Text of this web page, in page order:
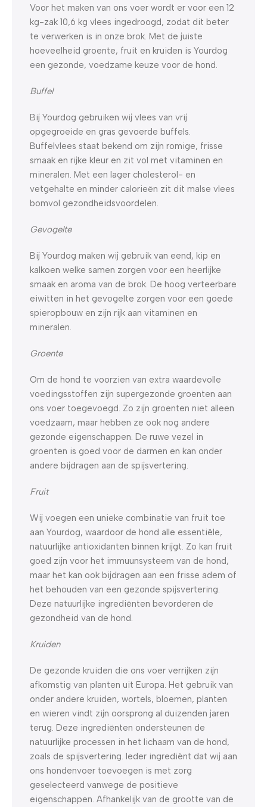
Voor het maken van ons voer wordt er voor een 12
kg-zak 10,6 kg vlees ingedroogd, zodat dit beter
te verwerken is in onze brok. Met de juiste
hoeveelheid groente, fruit en kruiden is Yourdog
een gezonde, voedzame keuze voor de hond.
Buffel
Bij Yourdog gebruiken wij vlees van vrij
opgegroeide en gras gevoerde buffels.
Buffelvlees staat bekend om zijn romige, frisse
smaak en rijke kleur en zit vol met vitaminen en
mineralen. Met een lager cholesterol- en
vetgehalte en minder calorieën zit dit malse vlees
bomvol gezondheidsvoordelen.
Gevogelte
Bij Yourdog maken wij gebruik van eend, kip en
kalkoen welke samen zorgen voor een heerlijke
smaak en aroma van de brok. De hoog verteerbare
eiwitten in het gevogelte zorgen voor een goede
spieropbouw en zijn rijk aan vitaminen en
mineralen.
Groente
Om de hond te voorzien van extra waardevolle
voedingsstoffen zijn supergezonde groenten aan
ons voer toegevoegd. Zo zijn groenten niet alleen
voedzaam, maar hebben ze ook nog andere
gezonde eigenschappen. De ruwe vezel in
groenten is goed voor de darmen en kan onder
andere bijdragen aan de spijsvertering.
Fruit
Wij voegen een unieke combinatie van fruit toe
aan Yourdog, waardoor de hond alle essentiële,
natuurlijke antioxidanten binnen krijgt. Zo kan fruit
goed zijn voor het immuunsysteem van de hond,
maar het kan ook bijdragen aan een frisse adem of
het behouden van een gezonde spijsvertering.
Deze natuurlijke ingrediënten bevorderen de
gezondheid van de hond.
Kruiden
De gezonde kruiden die ons voer verrijken zijn
afkomstig van planten uit Europa. Het gebruik van
onder andere kruiden, wortels, bloemen, planten
en wieren vindt zijn oorsprong al duizenden jaren
terug. Deze ingrediënten ondersteunen de
natuurlijke processen in het lichaam van de hond,
zoals de spijsvertering. Ieder ingrediënt dat wij aan
ons hondenvoer toevoegen is met zorg
geselecteerd vanwege de positieve
eigenschappen. Afhankelijk van de grootte van de